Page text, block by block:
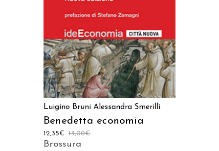
Luigino Bruni Alessandra Smerilli
Benedetta economia
13,00€
12,35€
Brossura